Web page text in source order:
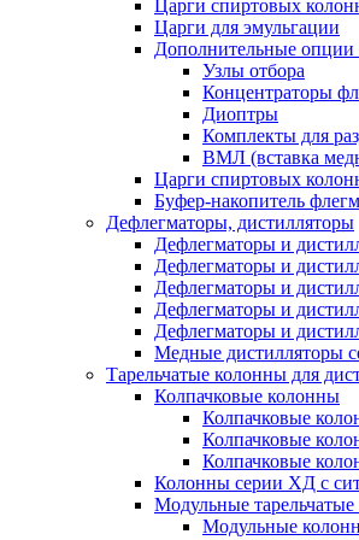
Царги спиртовых
Царги для эмульгации
Дополнительные опции
Узлы отбора
Концентраторы
Диоптры
Комплекты для
ВМЛ (вставка
Царги спиртовых
Буфер-накопитель
Дефлегматоры, дистилляторы
Дефлегматоры и
Дефлегматоры и
Дефлегматоры и
Дефлегматоры и
Дефлегматоры и
Медные дистилляторы
Тарельчатые колонны для
Колпачковые колонны
Колпачковые
Колпачковые
Колпачковые
Колонны серии ХД с
Модульные
Модульные